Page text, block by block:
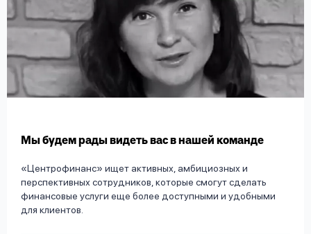
Мы будем рады видеть вас в нашей команде
«Центрофинанс» ищет активных, амбициозных и
перспективных сотрудников, которые смогут сделать
финансовые услуги еще более доступными и удобными
для клиентов.
Войти под другим номером
вопросы